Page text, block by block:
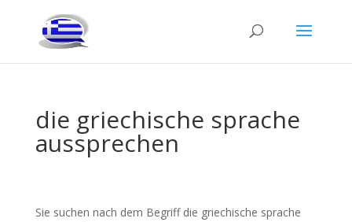
die griechische sprache
aussprechen
Sie suchen nach dem Begriff die griechische sprache